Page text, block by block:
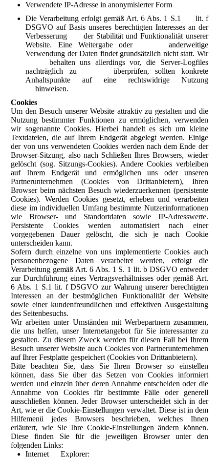
Verwendete IP-Adresse in anonymisierter Form
Die Verarbeitung erfolgt gemäß Art. 6 Abs. 1 S.1 lit. f
DSGVO auf Basis unseres berechtigten Interesses an der
Verbesserung der Stabilität und Funktionalität unserer
Website. Eine Weitergabe oder anderweitige
Verwendung der Daten findet grundsätzlich nicht statt. Wir
behalten uns allerdings vor, die Server-Logfiles
nachträglich zu überprüfen, sollten konkrete
Anhaltspunkte auf eine rechtswidrige Nutzung
hinweisen.
Cookies
Um den Besuch unserer Website attraktiv zu gestalten und die
Nutzung bestimmter Funktionen zu ermöglichen, verwenden
wir sogenannte Cookies. Hierbei handelt es sich um kleine
Textdateien, die auf Ihrem Endgerät abgelegt werden. Einige
der von uns verwendeten Cookies werden nach dem Ende der
Browser-Sitzung, also nach Schließen Ihres Browsers, wieder
gelöscht (sog. Sitzungs-Cookies). Andere Cookies verbleiben
auf Ihrem Endgerät und ermöglichen uns oder unseren
Partnerunternehmen (Cookies von Drittanbietern), Ihren
Browser beim nächsten Besuch wiederzuerkennen (persistente
Cookies). Werden Cookies gesetzt, erheben und verarbeiten
diese im individuellen Umfang bestimmte Nutzerinformationen
wie Browser- und Standortdaten sowie IP-Adresswerte.
Persistente Cookies werden automatisiert nach einer
vorgegebenen Dauer gelöscht, die sich je nach Cookie
unterscheiden kann.
Sofern durch einzelne von uns implementierte Cookies auch
personenbezogene Daten verarbeitet werden, erfolgt die
Verarbeitung gemäß Art. 6 Abs. 1 S. 1 lit. b DSGVO entweder
zur Durchführung eines Vertragsverhältnisses oder gemäß Art.
6 Abs. 1 S.1 lit. f DSGVO zur Wahrung unserer berechtigten
Interessen an der bestmöglichen Funktionalität der Website
sowie einer kundenfreundlichen und effektiven Ausgestaltung
des Seitenbesuchs.
Wir arbeiten unter Umständen mit Werbepartnern zusammen,
die uns helfen, unser Internetangebot für Sie interessanter zu
gestalten. Zu diesem Zweck werden für diesen Fall bei Ihrem
Besuch unserer Website auch Cookies von Partnerunternehmen
auf Ihrer Festplatte gespeichert (Cookies von Drittanbietern).
Bitte beachten Sie, dass Sie Ihren Browser so einstellen
können, dass Sie über das Setzen von Cookies informiert
werden und einzeln über deren Annahme entscheiden oder die
Annahme von Cookies für bestimmte Fälle oder generell
ausschließen können. Jeder Browser unterscheidet sich in der
Art, wie er die Cookie-Einstellungen verwaltet. Diese ist in dem
Hilfemenü jedes Browsers beschrieben, welches Ihnen
erläutert, wie Sie Ihre Cookie-Einstellungen ändern können.
Diese finden Sie für die jeweiligen Browser unter den
folgenden Links:
Internet Explorer: